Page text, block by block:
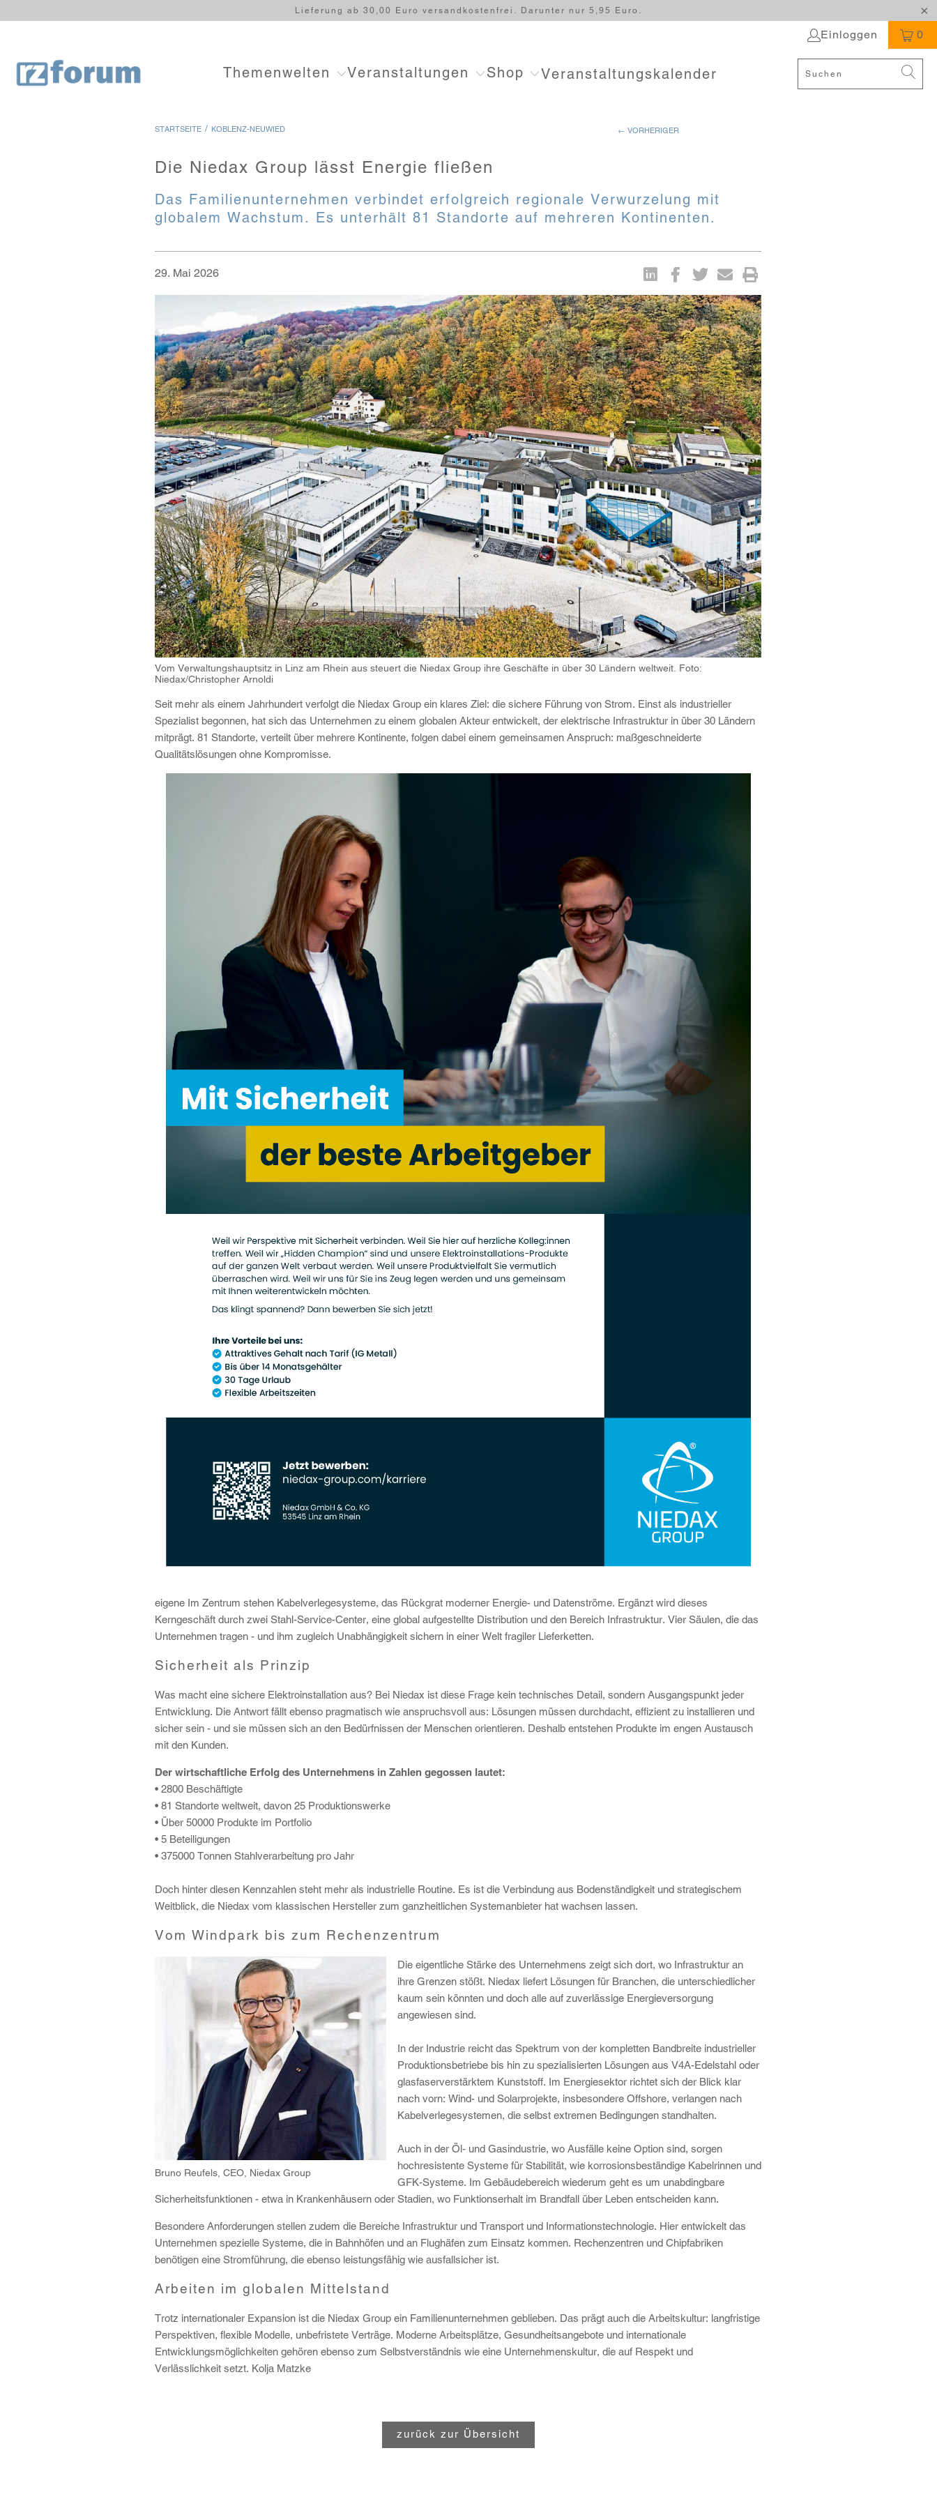
Lieferung ab 30,00 Euro versandkostenfrei. Darunter nur 5,95 Euro.
Einloggen 0
Themenwelten Veranstaltungen Shop Veranstaltungskalender
STARTSEITE / KOBLENZ-NEUWIED ← VORHERIGER
Die Niedax Group lässt Energie fließen
Das Familienunternehmen verbindet erfolgreich regionale Verwurzelung mit
globalem Wachstum. Es unterhält 81 Standorte auf mehreren Kontinenten.
29. Mai 2026
Vom Verwaltungshauptsitz in Linz am Rhein aus steuert die Niedax Group ihre Geschäfte in über 30 Ländern weltweit. Foto:
Niedax/Christopher Arnoldi
Seit mehr als einem Jahrhundert verfolgt die Niedax Group ein klares Ziel: die sichere Führung von Strom. Einst als industrieller
Spezialist begonnen, hat sich das Unternehmen zu einem globalen Akteur entwickelt, der elektrische Infrastruktur in über 30 Ländern
mitprägt. 81 Standorte, verteilt über mehrere Kontinente, folgen dabei einem gemeinsamen Anspruch: maßgeschneiderte
Qualitätslösungen ohne Kompromisse.
eigene Im Zentrum stehen Kabelverlegesysteme, das Rückgrat moderner Energie- und Datenströme. Ergänzt wird dieses
Kerngeschäft durch zwei Stahl-Service-Center, eine global aufgestellte Distribution und den Bereich Infrastruktur. Vier Säulen, die das
Unternehmen tragen - und ihm zugleich Unabhängigkeit sichern in einer Welt fragiler Lieferketten.
Sicherheit als Prinzip
Was macht eine sichere Elektroinstallation aus? Bei Niedax ist diese Frage kein technisches Detail, sondern Ausgangspunkt jeder
Entwicklung. Die Antwort fällt ebenso pragmatisch wie anspruchsvoll aus: Lösungen müssen durchdacht, effizient zu installieren und
sicher sein - und sie müssen sich an den Bedürfnissen der Menschen orientieren. Deshalb entstehen Produkte im engen Austausch
mit den Kunden.
Der wirtschaftliche Erfolg des Unternehmens in Zahlen gegossen lautet:
• 2800 Beschäftigte
• 81 Standorte weltweit, davon 25 Produktionswerke
• Über 50000 Produkte im Portfolio
• 5 Beteiligungen
• 375000 Tonnen Stahlverarbeitung pro Jahr
Doch hinter diesen Kennzahlen steht mehr als industrielle Routine. Es ist die Verbindung aus Bodenständigkeit und strategischem
Weitblick, die Niedax vom klassischen Hersteller zum ganzheitlichen Systemanbieter hat wachsen lassen.
Vom Windpark bis zum Rechenzentrum
Bruno Reufels, CEO, Niedax Group
Die eigentliche Stärke des Unternehmens zeigt sich dort, wo Infrastruktur an
ihre Grenzen stößt. Niedax liefert Lösungen für Branchen, die unterschiedlicher
kaum sein könnten und doch alle auf zuverlässige Energieversorgung
angewiesen sind.
In der Industrie reicht das Spektrum von der kompletten Bandbreite industrieller
Produktionsbetriebe bis hin zu spezialisierten Lösungen aus V4A-Edelstahl oder
glasfaserverstärktem Kunststoff. Im Energiesektor richtet sich der Blick klar
nach vorn: Wind- und Solarprojekte, insbesondere Offshore, verlangen nach
Kabelverlegesystemen, die selbst extremen Bedingungen standhalten.
Auch in der Öl- und Gasindustrie, wo Ausfälle keine Option sind, sorgen
hochresistente Systeme für Stabilität, wie korrosionsbeständige Kabelrinnen und
GFK-Systeme. Im Gebäudebereich wiederum geht es um unabdingbare
Sicherheitsfunktionen - etwa in Krankenhäusern oder Stadien, wo Funktionserhalt im Brandfall über Leben entscheiden kann.
Besondere Anforderungen stellen zudem die Bereiche Infrastruktur und Transport und Informationstechnologie. Hier entwickelt das
Unternehmen spezielle Systeme, die in Bahnhöfen und an Flughäfen zum Einsatz kommen. Rechenzentren und Chipfabriken
benötigen eine Stromführung, die ebenso leistungsfähig wie ausfallsicher ist.
Arbeiten im globalen Mittelstand
Trotz internationaler Expansion ist die Niedax Group ein Familienunternehmen geblieben. Das prägt auch die Arbeitskultur: langfristige
Perspektiven, flexible Modelle, unbefristete Verträge. Moderne Arbeitsplätze, Gesundheitsangebote und internationale
Entwicklungsmöglichkeiten gehören ebenso zum Selbstverständnis wie eine Unternehmenskultur, die auf Respekt und
Verlässlichkeit setzt. Kolja Matzke
zurück zur Übersicht